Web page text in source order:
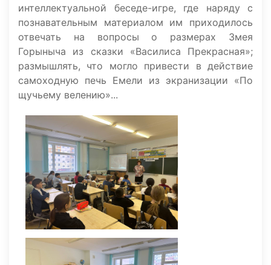
интеллектуальной беседе-игре, где наряду с
познавательным материалом им приходилось
отвечать на вопросы о размерах Змея
Горыныча из сказки «Василиса Прекрасная»;
размышлять, что могло привести в действие
самоходную печь Емели из экранизации «По
щучьему велению»...